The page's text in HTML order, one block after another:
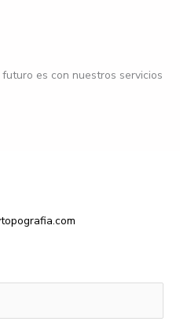
es con nuestros servicios